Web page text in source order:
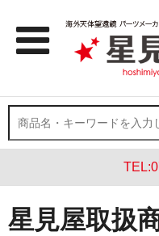
星見屋取扱